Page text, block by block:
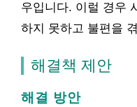
우입니다. 이럴 경우
하지 못하고 불편을
해결책 제안
해결 방안